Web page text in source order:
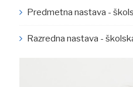
Predmetna nastava -
Razredna nastava -